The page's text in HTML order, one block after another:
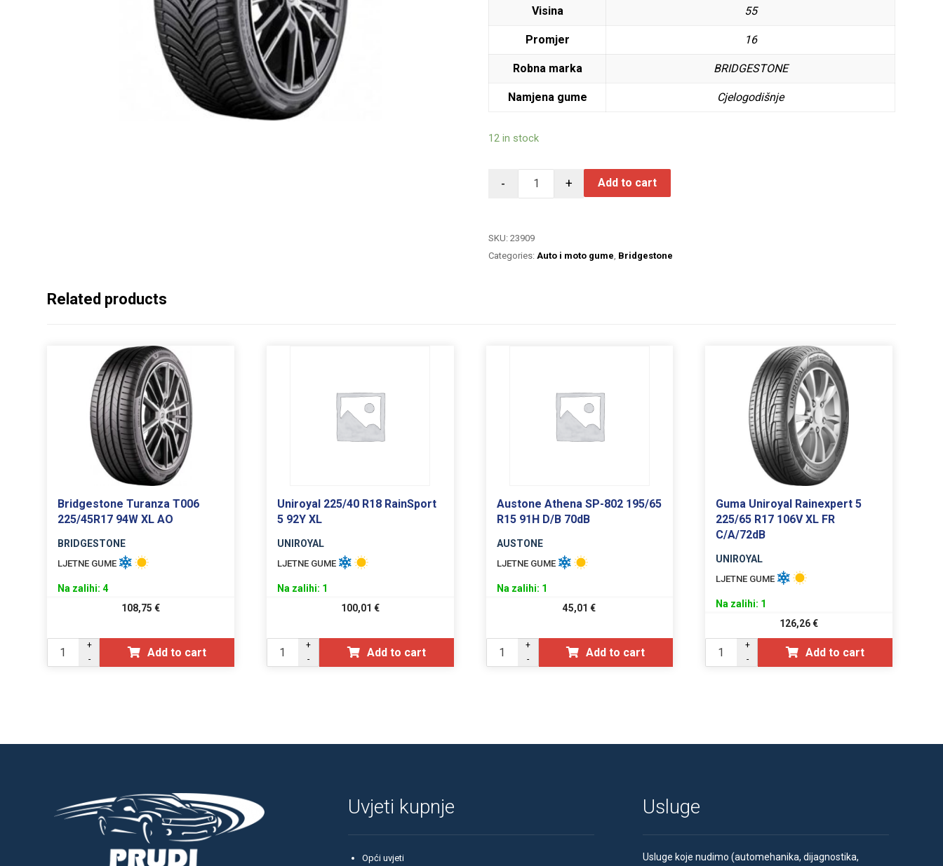
Visina 55
Promjer 16
Robna marka BRIDGESTONE
Namjena gume Cjelogodišnje
12 in stock
- + Add to cart
SKU:23909
Categories: Auto i moto gume Bridgestone
Related products
Bridgestone Turanza T006
225/45R17 94W XL AO
BRIDGESTONE
LJETNE GUME
Na zalihi: 4
108,75€
+
-
Add to cart
Uniroyal 225/40 R18 RainSport
5 92Y XL
UNIROYAL
LJETNE GUME
Na zalihi: 1
100,01 €
+
-
Add to cart
Austone Athena SP-802 195/65
R15 91H D/B 70dB
AUSTONE
LJETNE GUME
Na zalihi: 1
45,01€
+
-
Add to cart
Guma Uniroyal Rainexpert 5
225/65 R17 106V XL FR
C/A/72dB
UNIROYAL
LJETNE GUME
Na zalihi: 1
126,26€
+
-
Add to cart
Uvjeti kupnje
Opći uvjeti
Usluge
Usluge koje nudimo (automehanika, dijagnostika,